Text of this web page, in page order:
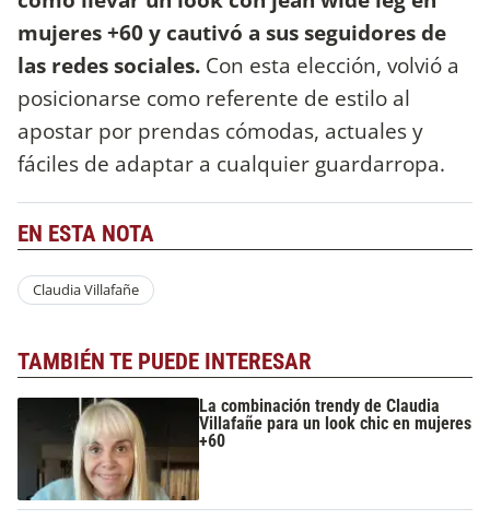
mujeres +60 y cautivó a sus seguidores de
las redes sociales. Con esta elección, volvió a
posicionarse como referente de estilo al
apostar por prendas cómodas, actuales y
fáciles de adaptar a cualquier guardarropa.
EN ESTA NOTA
Claudia Villafañe
TAMBIÉN TE PUEDE INTERESAR
La combinación trendy de Claudia
Villafañe para un look chic en mujeres
+60